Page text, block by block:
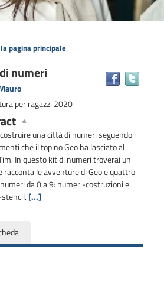
pagina principale
numeri
per ragazzi 2020
una città di numeri seguendo i
che il topino Geo ha lasciato al
In questo kit di numeri troverai un
racconta le avventure di Geo e quattro
da 0 a 9: numeri-costruzioni e
[...]